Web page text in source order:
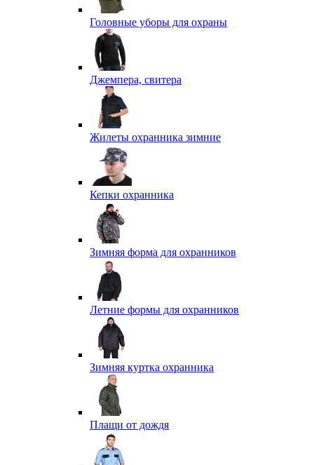
Головные уборы для охраны
Джемпера, свитера
Жилеты охранника зимние
Кепки охранника
Зимняя форма для охранников
Летние формы для охранников
Зимняя куртка охранника
Плащи от дождя